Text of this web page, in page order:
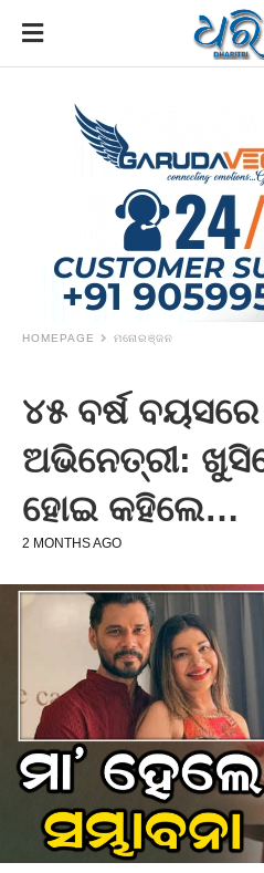
HOMEPAGE ମନୋରଞ୍ଜନ
୪୫ ବର୍ଷ ବୟସରେ
ଅଭିନେତ୍ରୀ:
ହୋଇ କହିଲେ…
2 MONTHS AGO